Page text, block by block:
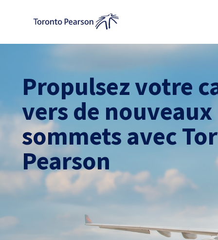
Propulsez votre
vers de nouveaux
sommets avec
Pearson